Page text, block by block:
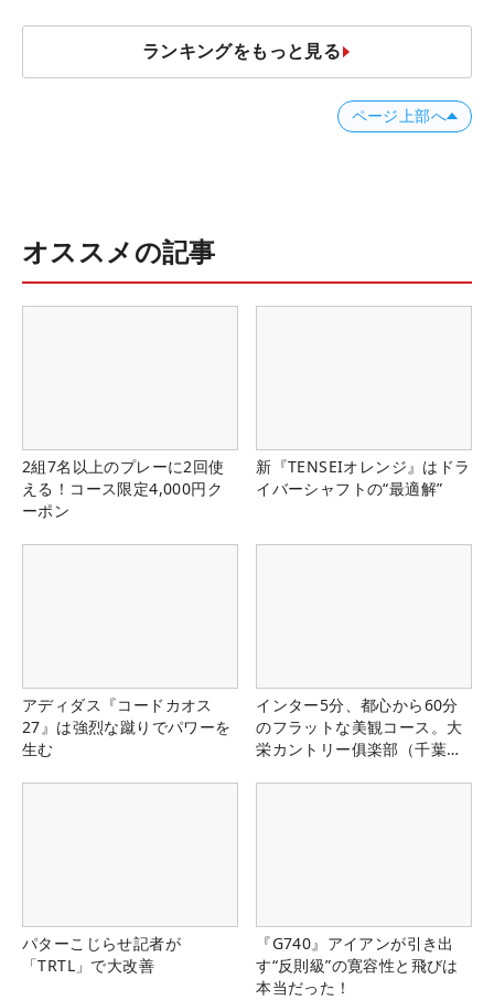
ランキングをもっと見る
ページ上部へ
オススメの記事
2組7名以上のプレーに2回使
える！コース限定4,000円ク
ーポン
新『TENSEIオレンジ』はドラ
イバーシャフトの“最適解”
アディダス『コードカオス
27』は強烈な蹴りでパワーを
生む
インター5分、都心から60分
のフラットな美観コース。大
栄カントリー俱楽部（千葉
パターこじらせ記者が
「TRTL」で大改善
『G740』アイアンが引き出
す“反則級”の寛容性と飛びは
本当だった！